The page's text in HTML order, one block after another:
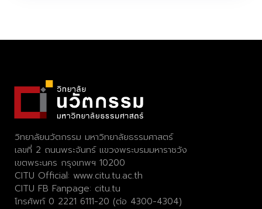
วิทยาลัยนวัตกรรม มหาวิทยาลัยธรรมศาสตร์
เลขที่ 2 ถนนพระจันทร์ แขวงพระบรมมหาราชวัง
เขตพระนคร กรุงเทพฯ 10200
CITU Official: www.citu.tu.ac.th
CITU FB Fanpage: citu.tu
โทรศัพท์ 0 2221 6111-20 (ต่อ 4300-4304)